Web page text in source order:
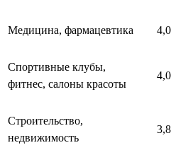
Медицина, фармацевтика 4,0
Спортивные клубы,
фитнес, салоны красоты
4,0
Строительство,
недвижимость
3,8